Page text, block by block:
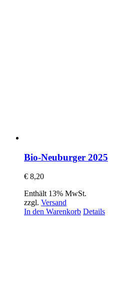
Bio-Neuburger 2025
€ 8,20
Enthält 13% MwSt.
zzgl. Versand
In den Warenkorb Details